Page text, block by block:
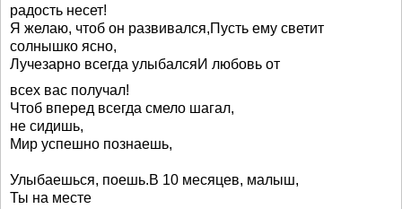
радость несет!
Я желаю, чтоб он развивался,Пусть ему светит
солнышко ясно,
Лучезарно всегда улыбалсяИ любовь от
всех вас получал!
Чтоб вперед всегда смело шагал,
не сидишь,
Мир успешно познаешь,
Улыбаешься, поешь.В 10 месяцев, малыш,
Ты на месте